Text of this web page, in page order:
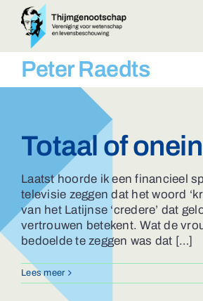
naar
inhoud
BIJEENKOMSTEN
Afdelingen
Lid worden?
Contact
ZOEKEN
NAAR:
Peter Raedts
Totaal of
Laatst hoorde ik een financieel
televisie zeggen dat het woord
van het Latijnse ‘credere’ dat
vertrouwen betekent. Wat de
bedoelde te zeggen was dat […]
Lees meer